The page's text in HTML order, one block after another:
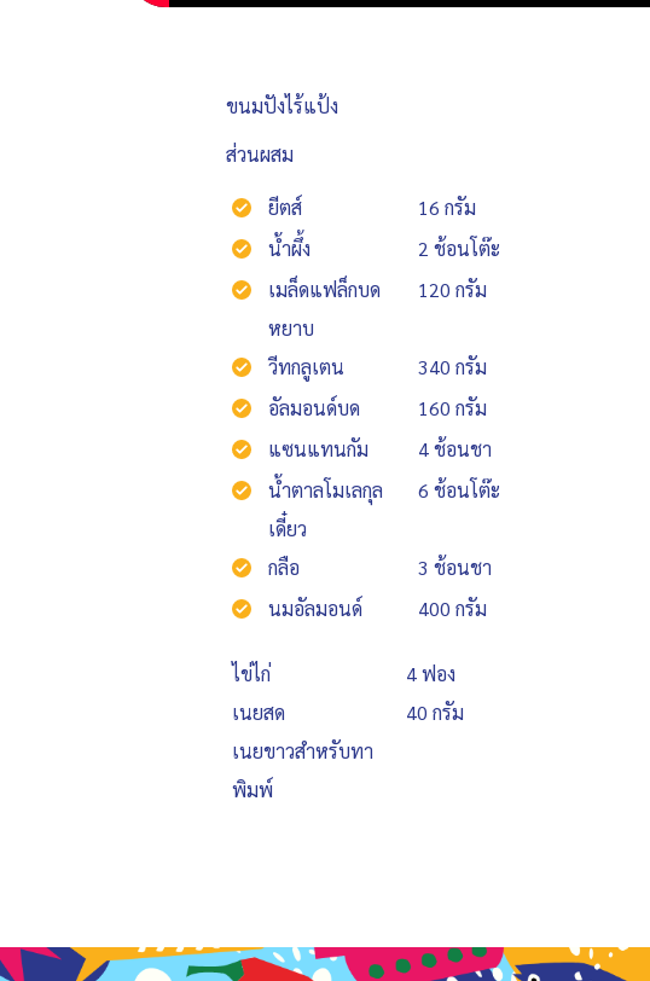
ขนมปังไร้แป้ง
ส่วนผสม
ยีตส์
16 กรัม
น้ำผึ้ง
2 ช้อนโต๊ะ
เมล็ดแฟล็กบด
หยาบ
120 กรัม
วีทกลูเตน
340 กรัม
อัลมอนด์บด
160 กรัม
แซนแทนกัม
4 ช้อนชา
น้ำตาลโมเลกุล
เดี๋ยว
6 ช้อนโต๊ะ
กลือ
3 ช้อนชา
นมอัลมอนด์
400 กรัม
ไข่ไก่
4 ฟอง
เนยสด
40 กรัม
เนยขาวสำหรับทา
พิมพ์